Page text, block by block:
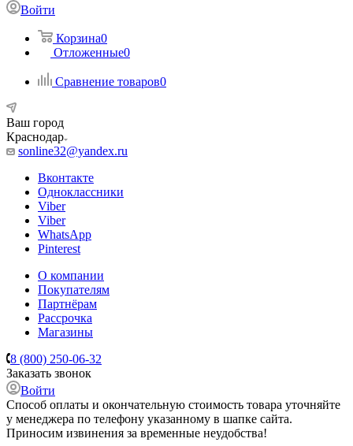
Войти
Корзина0
Отложенные0
Сравнение товаров0
Ваш город
Краснодар
sonline32@yandex.ru
Вконтакте
Одноклассники
Viber
Viber
WhatsApp
Pinterest
О компании
Покупателям
Партнёрам
Рассрочка
Магазины
8 (800) 250-06-32
Заказать звонок
Войти
Способ оплаты и окончательную стоимость товара уточняйте
у менеджера по телефону указанному в шапке сайта.
Приносим извинения за временные неудобства!